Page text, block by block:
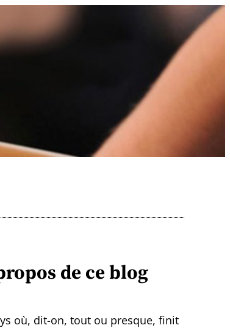
de ce blog
où, dit-on, tout ou presque, finit